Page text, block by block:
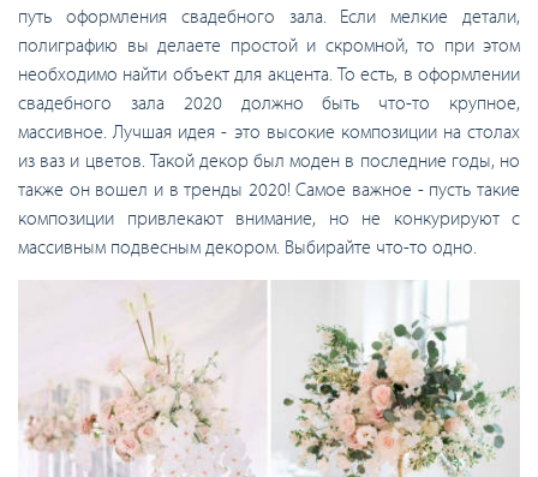
путь оформления свадебного зала. Если мелкие детали,
полиграфию вы делаете простой и скромной, то при этом
необходимо найти объект для акцента. То есть, в оформлении
свадебного зала 2020 должно быть что-то крупное,
массивное. Лучшая идея - это высокие композиции на столах
из ваз и цветов. Такой декор был моден в последние годы, но
также он вошел и в тренды 2020! Самое важное - пусть такие
композиции привлекают внимание, но не конкурируют с
массивным подвесным декором. Выбирайте что-то одно.